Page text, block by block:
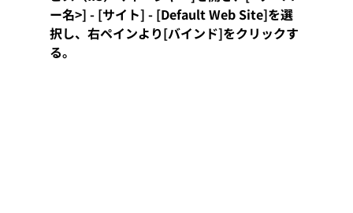
ー名>] - [サイト] - [Default Web Site]を選
択し、右ペインより[バインド]をクリックす
る。